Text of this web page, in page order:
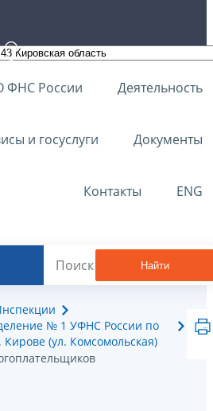
ФНС России Деятельность
и госуслуги Документы
Контакты ENG
Найти
№ 1 УФНС России по
Кирове (ул. Комсомольская)